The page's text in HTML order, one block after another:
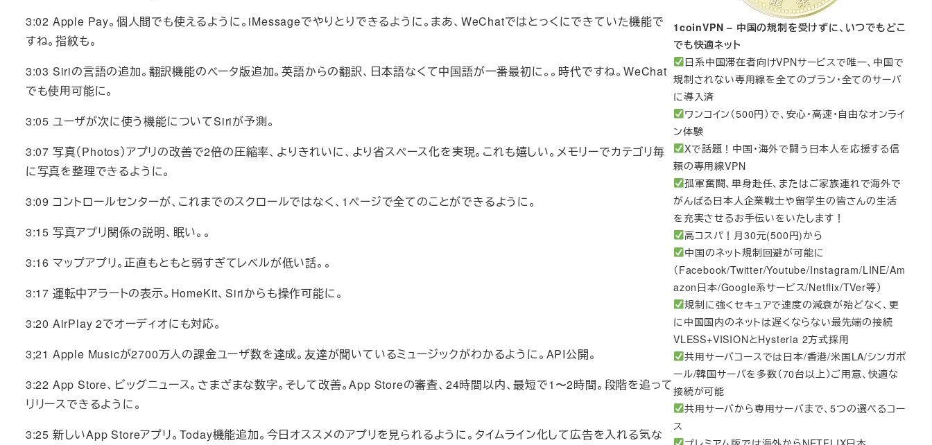
3:02 Apple Pay。個人間でも使えるように。iMessageでやりとりできるように。まあ、WeChatではとっくにできていた機能で
すね。指紋も。
3:03 Siriの言語の追加。翻訳機能のベータ版追加。英語からの翻訳、日本語なくて中国語が一番最初に。。時代ですね。WeChat
でも使用可能に。
3:05 ユーザが次に使う機能についてSiriが予測。
3:07 写真（Photos）アプリの改善で2倍の圧縮率、よりきれいに、より省スペース化を実現。これも嬉しい。メモリーでカテゴリ毎
に写真を整理できるように。
3:09 コントロールセンターが、これまでのスクロールではなく、1ページで全てのことができるように。
3:15 写真アプリ関係の説明、眠い。。
3:16 マップアプリ。正直もともと弱すぎてレベルが低い話。。
3:17 運転中アラートの表示。HomeKit、Siriからも操作可能に。
3:20 AirPlay 2でオーディオにも対応。
3;21 Apple Musicが2700万人の課金ユーザ数を達成。友達が聞いているミュージックがわかるように。API公開。
3:22 App Store、ビッグニュース。さまざまな数字。そして改善。App Storeの審査、24時間以内、最短で1〜2時間。段階を追って
リリースできるように。
3:25 新しいApp Storeアプリ。Today機能追加。今日オススメのアプリを見られるように。タイムライン化して広告を入れる気な
1coinVPN – 中国の規制を受けずに、いつでもどこ
でも快適ネット
日系中国滞在者向けVPNサービスで唯一、中国で
規制されない専用線を全てのプラン・全てのサーバ
に導入済
ワンコイン（500円）で、安心・高速・自由なオンライ
ン体験
Xで話題！中国・海外で闘う日本人を応援する信
頼の専用線VPN
孤軍奮闘、単身赴任、またはご家族連れで海外で
がんばる日本人企業戦士や留学生の皆さんの生活
を充実させるお手伝いをいたします！
高コスパ！月30元(500円)から
中国のネット規制回避が可能に
（Facebook/Twitter/Youtube/Instagram/LINE/Am
azon日本/Google系サービス/Netflix/TVer等）
規制に強くセキュアで速度の減衰が殆どなく、更
に中国国内のネットは遅くならない最先端の接続
VLESS+VISIONとHysteria 2方式採用
共用サーバコースでは日本/香港/米国LA/シンガポ
ール/韓国サーバを多数（70台以上）ご用意、快適な
接続が可能
共用サーバから専用サーバまで、5つの選べるコー
ス